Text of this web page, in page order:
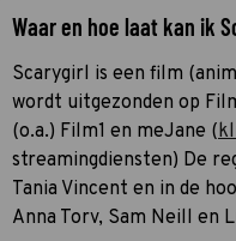
Waar en hoe laat kan ik
Scarygirl is een film
wordt uitgezonden op
(o.a.) Film1 en meJane (
streamingdiensten) De
Tania Vincent en in de
Anna Torv, Sam Neill en